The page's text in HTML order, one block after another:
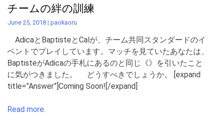
チームの絆の訓練
June 25, 2018 | paokaoru
AdicaとBaptisteとCalが、チーム共同スタンダードのイ
ベントでプレイしています。マッチを見ていたあなたは、
BaptisteがAdicaの手札にあるのと同じ《》を引いたこと
に気がつきました。 どうすべきでしょうか。 [expand
title=”Answer”]Coming Soon![/expand]
Read more.